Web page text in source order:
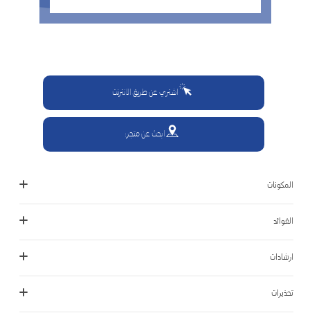
اشتري عن طريق الانترنت
ابحث عن متجر:
المكونات
الفوائد
ارشادات
تحذيرات